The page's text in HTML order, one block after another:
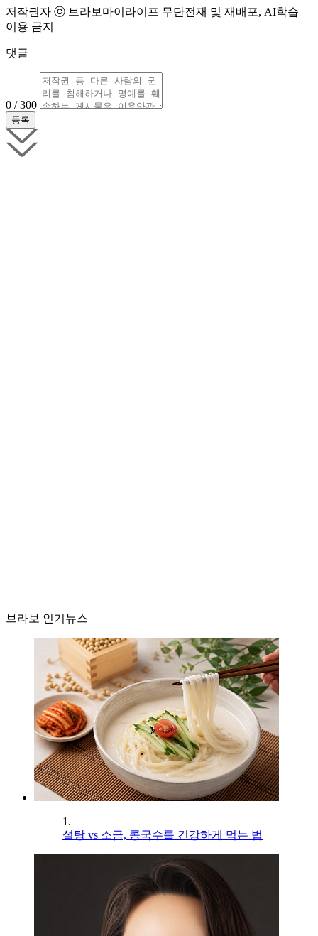
저작권자 ⓒ 브라보마이라이프 무단전재 및 재배포, AI학습
이용 금지
댓글
0 / 300
브라보 인기뉴스
1.
설탕 vs 소금, 콩국수를 건강하게 먹는 법